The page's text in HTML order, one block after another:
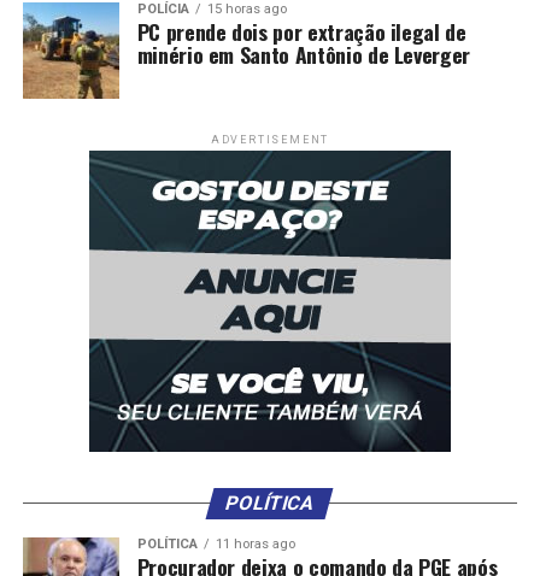
POLÍCIA 15 horas ago
PC prende dois por extração ilegal de
minério em Santo Antônio de Leverger
ADVERTISEMENT
POLÍTICA
POLÍTICA 11 horas ago
Procurador deixa o comando da PGE após